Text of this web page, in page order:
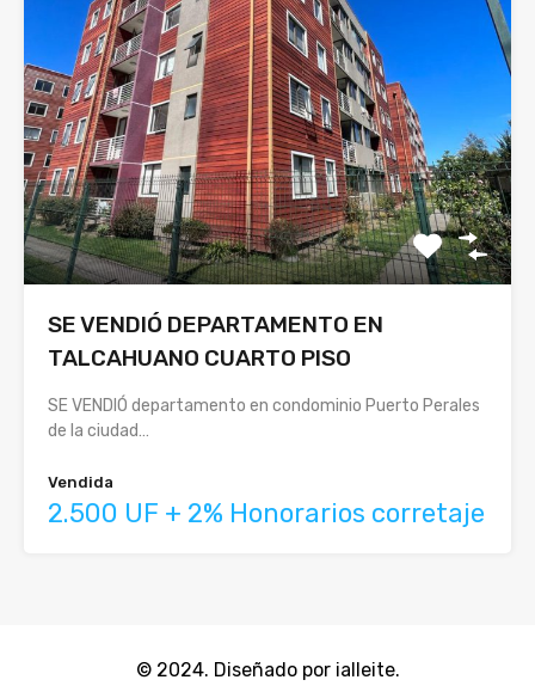
SE VENDIÓ DEPARTAMENTO EN
TALCAHUANO CUARTO PISO
SE VENDIÓ departamento en condominio Puerto Perales
de la ciudad…
Vendida
2.500 UF + 2% Honorarios corretaje
© 2024. Diseñado por ialleite.